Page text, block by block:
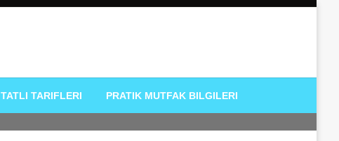
TATLI TARIFLERI PRATIK MUTFAK BILGILERI